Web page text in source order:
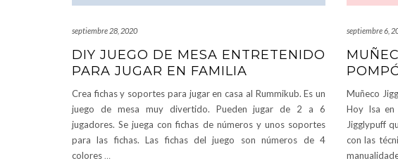
septiembre 28, 2020
DIY JUEGO DE MESA ENTRETENIDO
PARA JUGAR EN FAMILIA
Crea fichas y soportes para jugar en casa al Rummikub. Es un
juego de mesa muy divertido. Pueden jugar de 2 a 6
jugadores. Se juega con fichas de números y unos soportes
para las fichas. Las fichas del juego son números de 4
colores…
septiembre 6,
Muñeco
Hoy Isa en
Jigglypuff
con las